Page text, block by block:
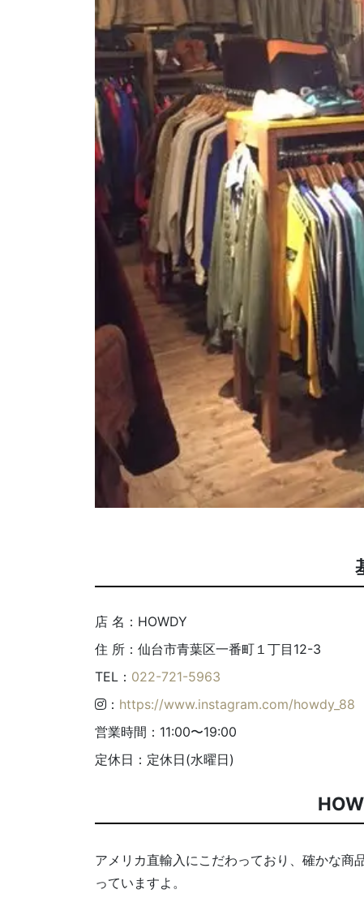
店 名：HOWDY
住 所：仙台市青葉区一番町１丁目12-3
TEL： 022-721-5963
： https://www.instagram.com/howdy_88
営業時間：11:00〜19:00
定休日：定休日(水曜日)
アメリカ直輸入にこだわっており、確かな商
っていますよ。